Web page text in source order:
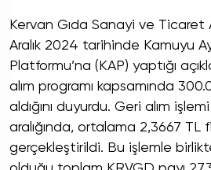
Kervan Gıda Sanayi ve Ticaret
Aralık 2024 tarihinde Kamuyu
Platformu’na (KAP) yaptığı
alım programı kapsamında
aldığını duyurdu. Geri alım
aralığında, ortalama 2,3667 TL
gerçekleştirildi. Bu işlemle